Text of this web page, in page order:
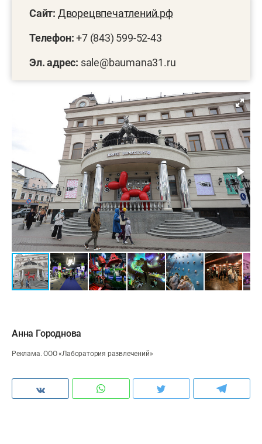
Сайт: Дворецвпечатлений.рф
Телефон:+7 (843) 599-52-43
Эл. адрес: sale@baumana31.ru
Анна Городнова
Реклама. ООО «Лаборатория развлечений»